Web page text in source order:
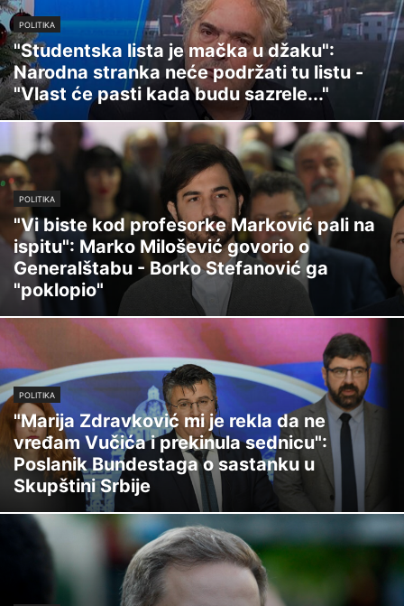
POLITIKA
"Studentska lista je mačka u džaku":
Narodna stranka neće podržati tu listu -
"Vlast će pasti kada budu sazrele..."
POLITIKA
"Vi biste kod profesorke Marković pali na
ispitu": Marko Milošević govorio o
Generalštabu - Borko Stefanović ga
"poklopio"
POLITIKA
"Marija Zdravković mi je rekla da ne
vređam Vučića i prekinula sednicu":
Poslanik Bundestaga o sastanku u
Skupštini Srbije